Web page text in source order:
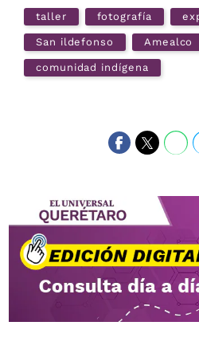
taller fotografía
San ildefonso Amealco
comunidad indígena